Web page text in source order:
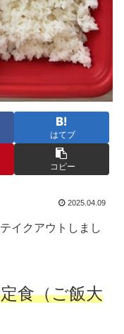
はてブ
コピー
2025.04.09
イクアウトしまし
食（ご飯大